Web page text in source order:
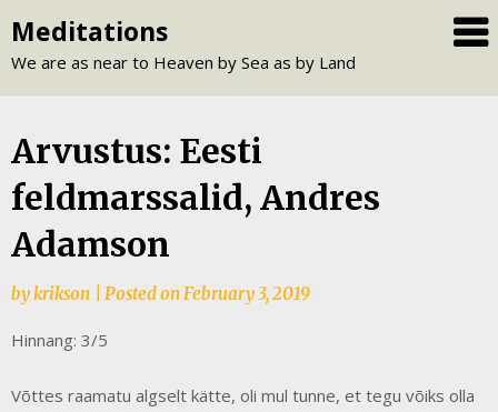
to
content
Meditations
We are as near to Heaven by Sea as by Land
Arvustus: Eesti
feldmarssalid, Andres
Adamson
bykrikson Posted onFebruary 3, 2019
Hinnang: 3/5
Võttes raamatu algselt kätte, oli mul tunne, et tegu võiks olla